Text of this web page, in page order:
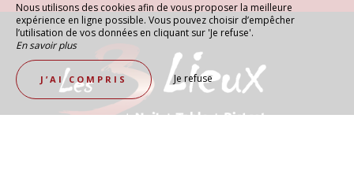
Nous utilisons des cookies afin de vous proposer la meilleure
expérience en ligne possible. Vous pouvez choisir d’empêcher
l’utilisation de vos données en cliquant sur 'Je refuse'.
En savoir plus
J’AI COMPRIS Je refuse